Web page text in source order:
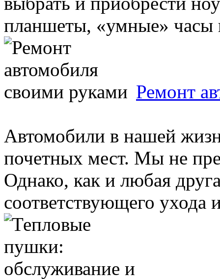
планшеты, «умные» часы
Ремонт
Автомобили в нашей
почетных мест. Мы не
Однако, как и любая
соответствующего ухода